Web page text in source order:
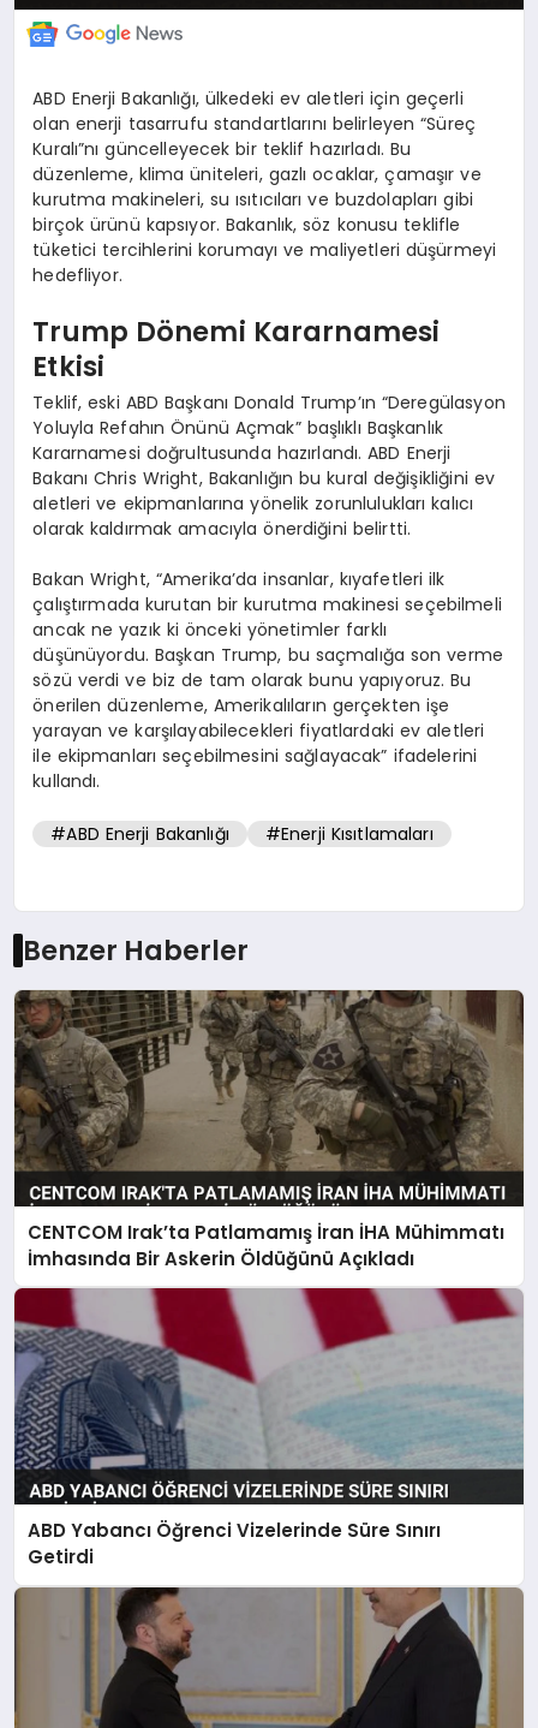
ABD Enerji Bakanlığı, ülkedeki ev aletleri için geçerli
olan enerji tasarrufu standartlarını belirleyen “Süreç
Kuralı”nı güncelleyecek bir teklif hazırladı. Bu
düzenleme, klima üniteleri, gazlı ocaklar, çamaşır ve
kurutma makineleri, su ısıtıcıları ve buzdolapları gibi
birçok ürünü kapsıyor. Bakanlık, söz konusu teklifle
tüketici tercihlerini korumayı ve maliyetleri düşürmeyi
hedefliyor.
Trump Dönemi Kararnamesi
Etkisi
Teklif, eski ABD Başkanı Donald Trump’ın “Deregülasyon
Yoluyla Refahın Önünü Açmak” başlıklı Başkanlık
Kararnamesi doğrultusunda hazırlandı. ABD Enerji
Bakanı Chris Wright, Bakanlığın bu kural değişikliğini ev
aletleri ve ekipmanlarına yönelik zorunlulukları kalıcı
olarak kaldırmak amacıyla önerdiğini belirtti.
Bakan Wright, “Amerika’da insanlar, kıyafetleri ilk
çalıştırmada kurutan bir kurutma makinesi seçebilmeli
ancak ne yazık ki önceki yönetimler farklı
düşünüyordu. Başkan Trump, bu saçmalığa son verme
sözü verdi ve biz de tam olarak bunu yapıyoruz. Bu
önerilen düzenleme, Amerikalıların gerçekten işe
yarayan ve karşılayabilecekleri fiyatlardaki ev aletleri
ile ekipmanları seçebilmesini sağlayacak” ifadelerini
kullandı.
#ABD Enerji Bakanlığı #Enerji Kısıtlamaları
Benzer Haberler
CENTCOM Irak’ta Patlamamış İran İHA Mühimmatı
İmhasında Bir Askerin Öldüğünü Açıkladı
ABD Yabancı Öğrenci Vizelerinde Süre Sınırı
Getirdi